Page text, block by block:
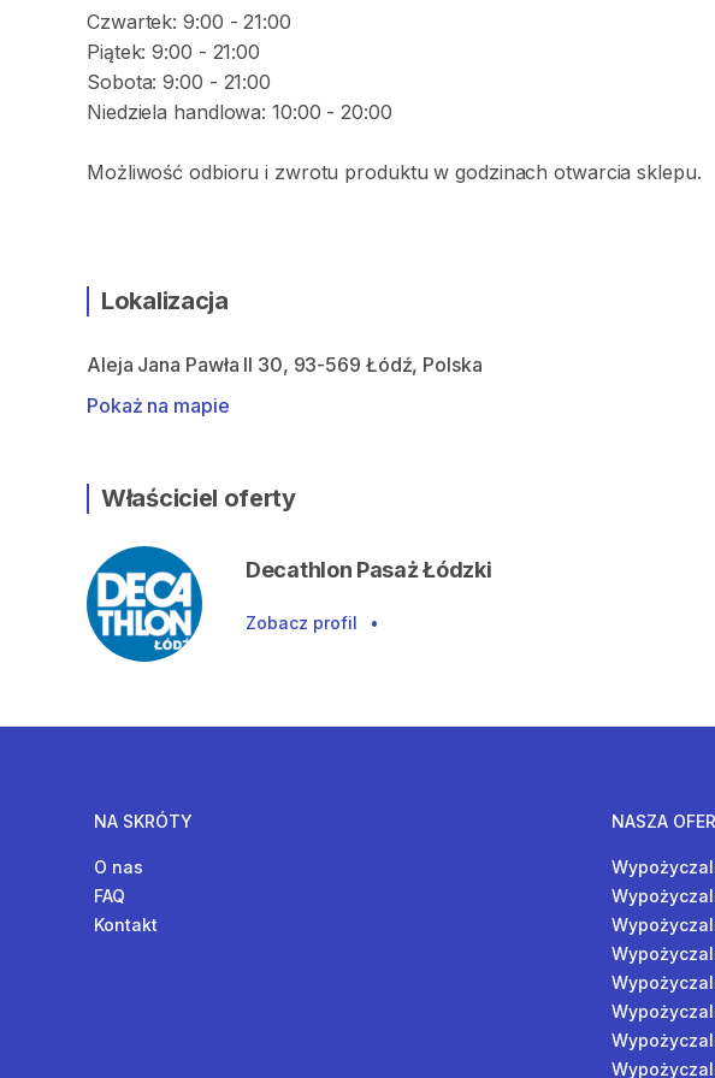
Czwartek: 9:00 - 21:00
Piątek: 9:00 - 21:00
Sobota: 9:00 - 21:00
Niedziela handlowa: 10:00 - 20:00
Możliwość odbioru i zwrotu produktu w godzinach otwarcia sklepu.
Lokalizacja
Aleja Jana Pawła II 30, 93-569 Łódź, Polska
Pokaż na mapie
Właściciel oferty
Decathlon Pasaż Łódzki
Zobacz profil •
NA SKRÓTY
O nas
FAQ
Kontakt
NASZA